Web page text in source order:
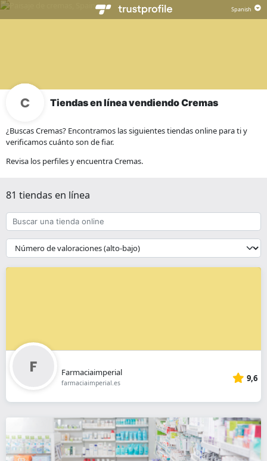
Tiendas en línea vendiendo Cremas
¿Buscas Cremas? Encontramos las siguientes tiendas online para ti y
verificamos cuánto son de fiar.
Revisa los perfiles y encuentra Cremas.
81 tiendas en línea
Buscar
una
tienda
online
{{
__('Sort')
}}
Farmaciaimperial
farmaciaimperial.es 9,6